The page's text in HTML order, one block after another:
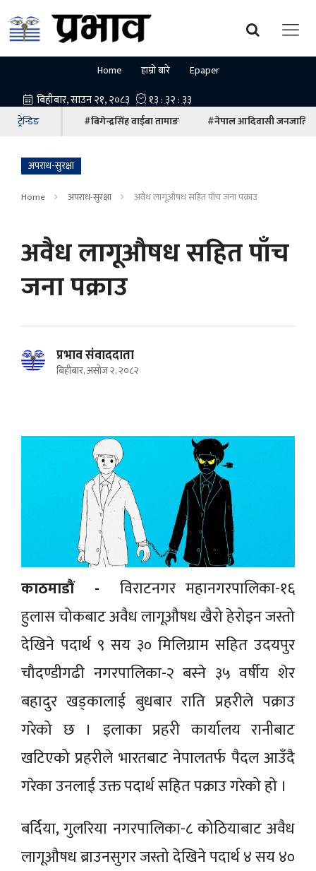
Home हाम्रो बारे Epaper
ट्रेन्डिङ #बिगेन्द्रसिंह वाईबा तामाङ #नेपाल आदिवासी जनजाति
अपराध-सुरक्षा
Home अपराध-सुरक्षा अवैध लागूऔषध सहित पाँच जना पक्राउ
अवैध लागूऔषध सहित पाँच
जना पक्राउ
प्रभाव संवाददाता
बिहीबार, असोज २, २०८२
काठमाडाैं - विराटनगर महानगरपालिका-१६
हुलास चोकबाट अवैध लागूऔषध खैरो हेरोइन जस्तो
देखिने पदार्थ ९ सय ३० मिलिग्राम सहित उदयपुर
चौदण्डीगढी नगरपालिका-२ बस्ने ३५ वर्षीय शेर
बहादुर खड्कालाई बुधबार राति प्रहरीले पक्राउ
गरेको छ । इलाका प्रहरी कार्यालय रानीबाट
खटिएको प्रहरीले भारतबाट नेपालतर्फ पैदल आउँदै
गरेका उनलाई उक्त पदार्थ सहित पक्राउ गरेको हो ।
बर्दिया, गुलरिया नगरपालिका-८ कोठियाबाट अवैध
लागूऔषध ब्राउनसुगर जस्तो देखिने पदार्थ ४ सय ४०